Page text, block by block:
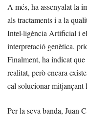
A més, ha assenyalat la
als tractaments i a la
Intel·ligència Artificial i
interpretació genètica,
Finalment, ha indicat
realitat, però encara
cal solucionar
Per la seva banda, Juan